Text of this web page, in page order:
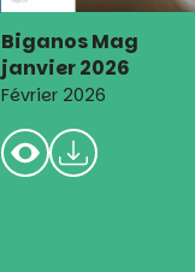
Biganos Mag
janvier 2026
Février 2026